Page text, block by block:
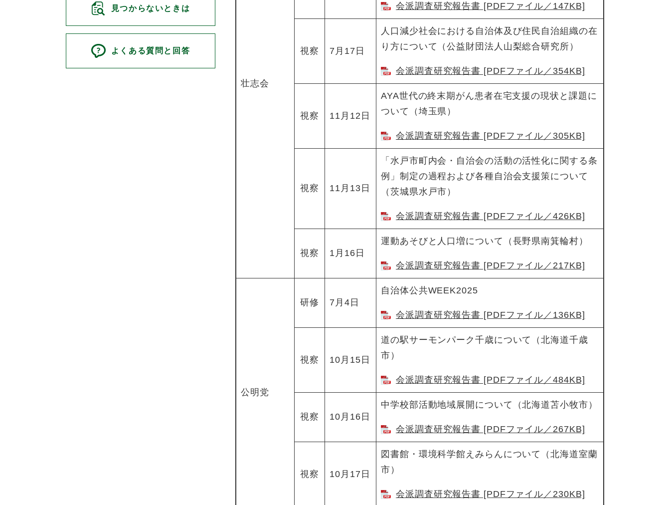
壮志会
会派調査研究報告書 [PDFファイル／147KB]
視察 7月17日
人口減少社会における自治体及び住民自治組織の在
り方について（公益財団法人山梨総合研究所）
会派調査研究報告書 [PDFファイル／354KB]
視察 11月12日
AYA世代の終末期がん患者在宅支援の現状と課題に
ついて（埼玉県）
会派調査研究報告書 [PDFファイル／305KB]
視察 11月13日
「水戸市町内会・自治会の活動の活性化に関する条
例」制定の過程および各種自治会支援策について
（茨城県水戸市）
会派調査研究報告書 [PDFファイル／426KB]
視察 1月16日
運動あそびと人口増について（長野県南箕輪村）
会派調査研究報告書 [PDFファイル／217KB]
公明党
研修 7月4日
自治体公共WEEK2025
会派調査研究報告書 [PDFファイル／136KB]
視察 10月15日
道の駅サーモンパーク千歳について（北海道千歳
市）
会派調査研究報告書 [PDFファイル／484KB]
視察 10月16日
中学校部活動地域展開について（北海道苫小牧市）
会派調査研究報告書 [PDFファイル／267KB]
視察 10月17日
図書館・環境科学館えみらんについて（北海道室蘭
市）
会派調査研究報告書 [PDFファイル／230KB]
見つからないときは
よくある質問と回答